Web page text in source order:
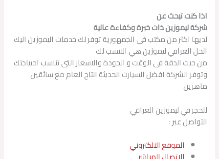
اذا كنت تبحث عن
شركة ليموزين ذات خبرة وكفاءة عالية
لديها اكثر من مكتب فى الجمهورية توفر لك خدمات اليموزين اليك
الحل العراقي ليموزين هي الانسب لك
من حيث الدقة فى الوقت و الجودة والاسعار التى تناسب احتياجتك
وتوفر الشركة افضل السيارت الحديثة انتاج العام مع سائقين
ماهرين
للحجز في ليموزين العراقي
التواصل عبر :
الموقع الالكتروني